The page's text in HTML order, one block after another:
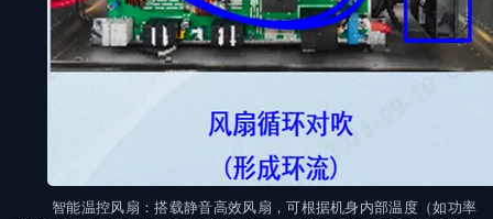
智能温控风扇 ：搭载静音高效风扇，可根据机身内部温度（如功率